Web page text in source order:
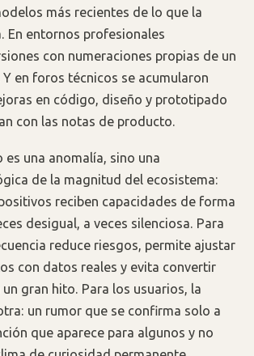
más recientes de lo que la
En entornos profesionales
con numeraciones propias de un
en foros técnicos se acumularon
en código, diseño y prototipado
con las notas de producto.
es una anomalía, sino una
de la magnitud del ecosistema:
reciben capacidades de forma
desigual, a veces silenciosa. Para
reduce riesgos, permite ajustar
con datos reales y evita convertir
un gran hito. Para los usuarios, la
un rumor que se confirma solo a
que aparece para algunos y no